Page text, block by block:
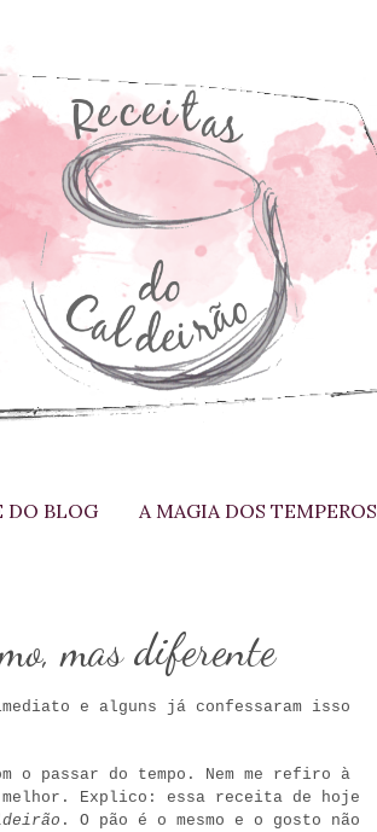
DO BLOG A MAGIA DOS TEMPEROS
mas diferente
e alguns já confessaram isso
o passar do tempo. Nem me refiro à
melhor. Explico: essa receita de hoje
. O pão é o mesmo e o gosto não